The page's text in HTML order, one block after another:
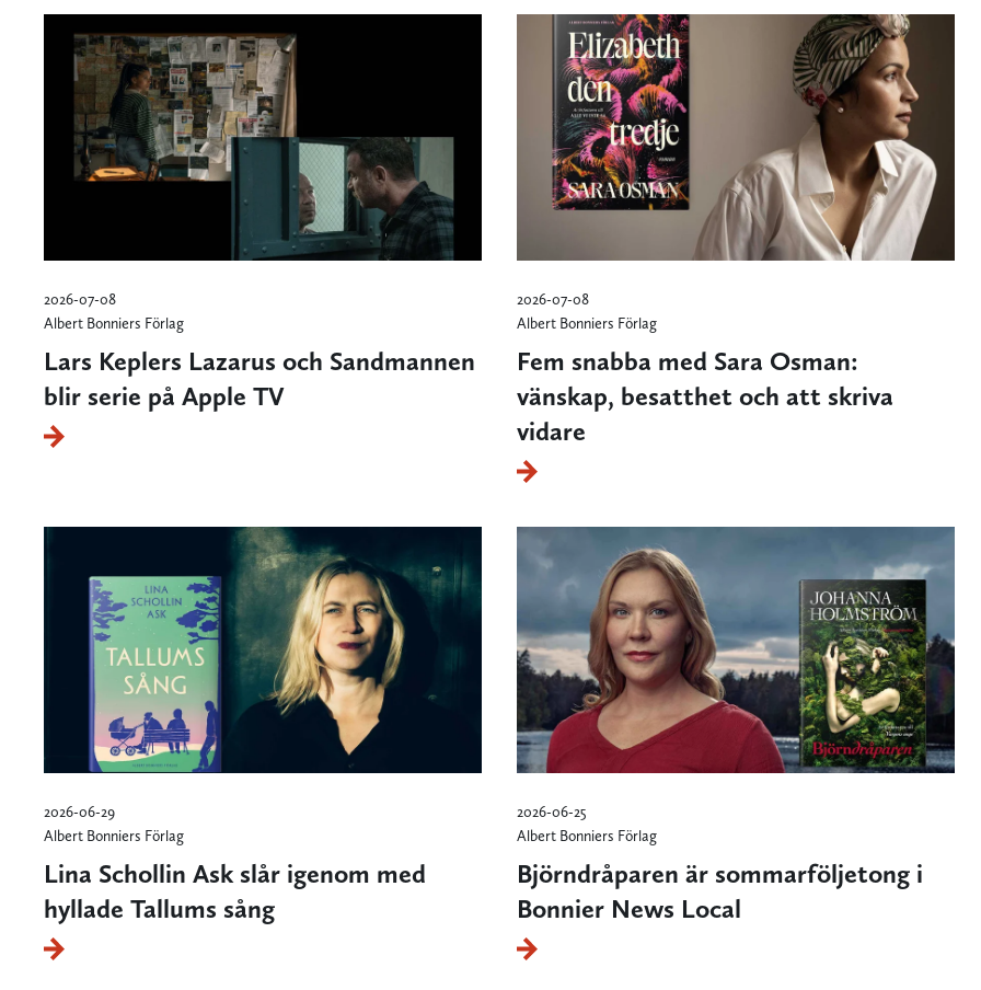
2026-07-08
Albert Bonniers Förlag
Lars Keplers Lazarus och Sandmannen
blir serie på Apple TV
2026-07-08
Albert Bonniers Förlag
Fem snabba med Sara Osman:
vänskap, besatthet och att skriva
vidare
2026-06-29
Albert Bonniers Förlag
Lina Schollin Ask slår igenom med
hyllade Tallums sång
2026-06-25
Albert Bonniers Förlag
Björndråparen är sommarföljetong i
Bonnier News Local